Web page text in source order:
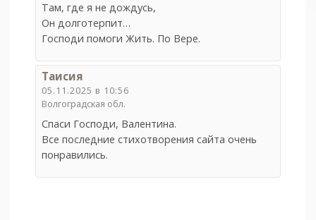
Там, где я не дождусь,
Он долготерпит…
Господи помоги Жить. По Вере.
Таисия
05.11.2025 в 10:56
Волгоградская обл.
Спаси Господи, Валентина.
Все последние стихотворения сайта очень
понравились.